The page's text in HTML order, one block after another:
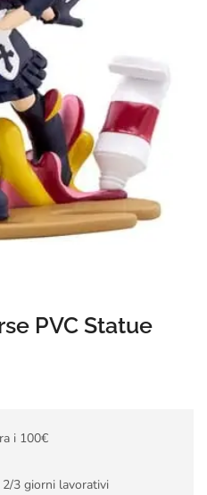
PVC Statue
i 100€
2/3 giorni lavorativi